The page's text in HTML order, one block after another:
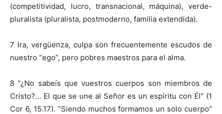
(competitividad, lucro, transnacional, máquina), verde-
pluralista (pluralista, postmoderno, familia extendida).
7 Ira, vergüenza, culpa son frecuentemente escudos de
nuestro “ego”, pero pobres maestros para el alma.
8 “¿No sabeís que vuestros cuerpos son miembros de
Cristo?… El que se une al Señor es un espíritu con Él” (1
Cor 6, 15.17). “Siendo muchos formamos un solo cuerpo”